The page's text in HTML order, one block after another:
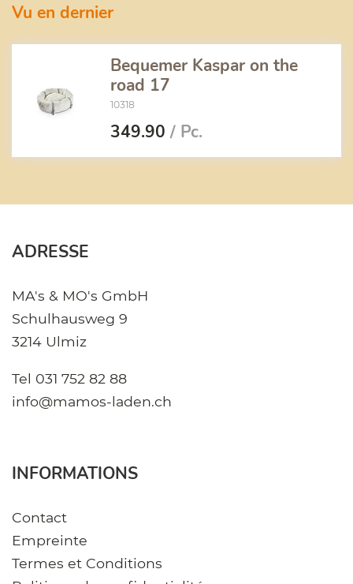
Vu en dernier
Bequemer Kaspar on the
road 17
10318
349.90 / Pc.
ADRESSE
MA's & MO's GmbH
Schulhausweg 9
3214 Ulmiz
Tel 031 752 82 88
info@mamos-laden.ch
INFORMATIONS
Contact
Empreinte
Termes et Conditions